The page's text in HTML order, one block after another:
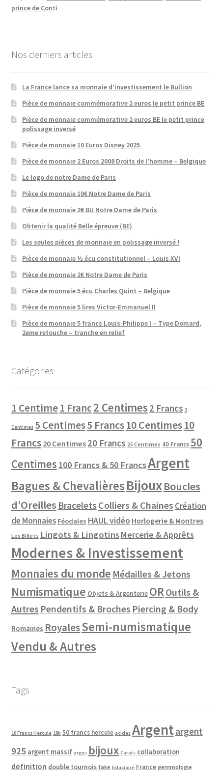
prince de Conti
Nos derniers articles
La France lance sa monnaie d’investissement le Bullion
Pièce de monnaie commémorative 2 euros le petit prince BE
Pièce de monnaie commémorative 2 euros BE le petit prince
polissage inversé
Pièce de monnaie 10 Euros Disney 2025
Pièce de monnaie 2 Euros 2008 Droits de l’homme – Belgique
Le logo de notre Dame de Paris
Pièce de monnaie 10€ Notre Dame de Paris
Pièce de monnaie 2€ BU Notre Dame de Paris
Obtenir la qualité Belle épreuve (BE)
Les seules pièces de monnaie en polissage inversé !
Pièce de monnaie ½ écu constitutionnel – Louis XVI
Pièce de monnaie 2€ Notre Dame de Paris
Pièce de monnaie 5 écu Charles Quint – Belgique
Pièce de monnaie 5 lires Victor-Emmanuel II
Pièce de monnaie 5 francs Louis-Philippe I – Type Domard,
2eme retouche – tranche en relief
Catégories
1 Centime1 Franc2 Centimes 2 Francs 3
Centimes 5 Centimes5 Francs10 Centimes10
Francs 20 Centimes 20 Francs 25 Centimes 40 Francs 50
Centimes 100 Francs & 50 FrancsArgent
Bagues & ChevalièresBijouxBoucles
d'Oreilles Bracelets Colliers & Chaines Création
de Monnaies Féodales HAUL vidéo Horlogerie & Montres
Les Billets Lingots & Lingotins Mercerie & Apprêts
Modernes & Investissement
Monnaies du monde Médailles & Jetons
Numismatique Objets & Argenterie OR Outils &
Autres Pendentifs & Broches Piercing & Body
Romaines RoyalesSemi-numismatique
Vendu & Autres
Tags
10 Francs Hercule 18k 50 francs hercule acides Argentargent
925 argent massif argus bijoux Carats collaboration
definition double tournois fake fiduciaire France gemmologie